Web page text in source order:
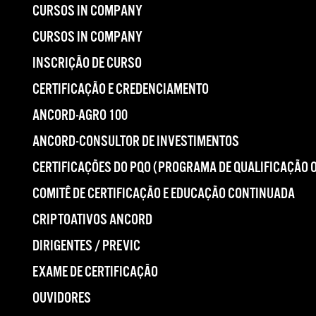
CURSOS IN COMPANY
CURSOS IN COMPANY
INSCRIÇÃO DE CURSO
CERTIFICAÇÃO E CREDENCIAMENTO
ANCORD-AGRO 100
ANCORD-CONSULTOR DE INVESTIMENTOS
CERTIFICAÇÕES DO PQO (PROGRAMA DE QUALIFICAÇÃO
COMITÊ DE CERTIFICAÇÃO E EDUCAÇÃO CONTINUADA
CRIPTOATIVOS ANCORD
DIRIGENTES / PREVIC
EXAME DE CERTIFICAÇÃO
OUVIDORES